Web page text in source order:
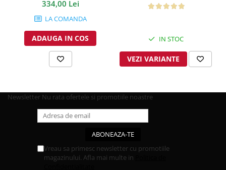
334,00 Lei
LA COMANDA
ADAUGA IN COS IN STOC
VEZI VARIANTE
Newsletter Nu rata ofertele si promotiile noastre
Vreau sa primesc newsletter cu promotiile
magazinului. Afla mai multe in